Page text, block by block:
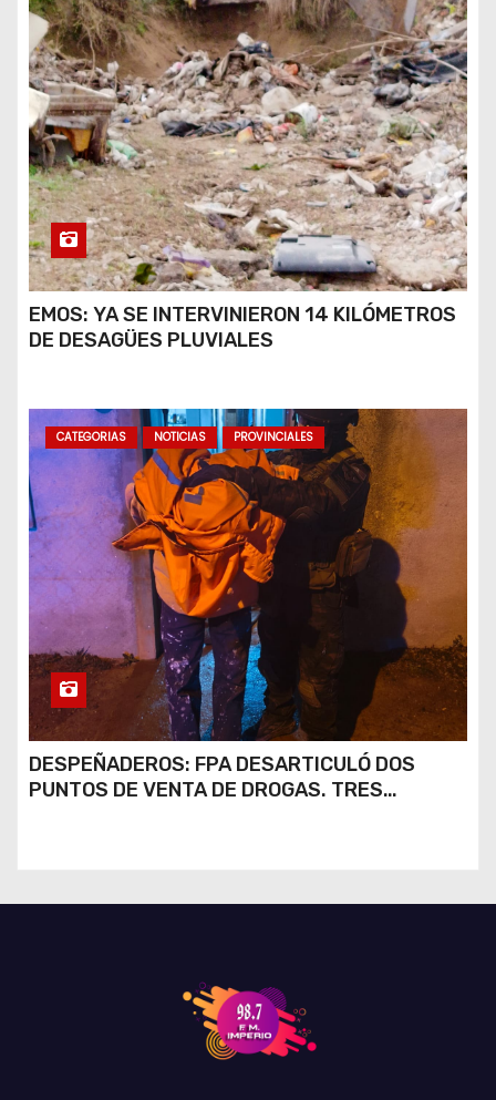
EMOS: YA SE INTERVINIERON 14 KILÓMETROS
DE DESAGÜES PLUVIALES
CATEGORIAS NOTICIAS PROVINCIALES
DESPEÑADEROS: FPA DESARTICULÓ DOS
PUNTOS DE VENTA DE DROGAS. TRES